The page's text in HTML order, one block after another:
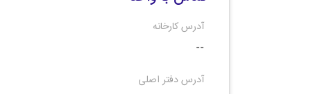
آدرس کارخانه
--
آدرس دفتر اصلی